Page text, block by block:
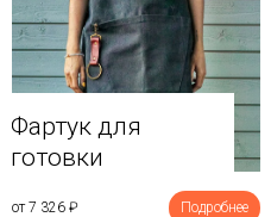
Фартук для
готовки
от 7 326 ₽ Подробнее